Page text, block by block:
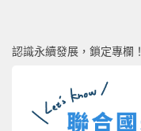
認識永續發展，鎖定專欄！